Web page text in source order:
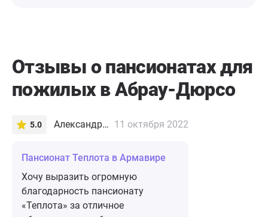
Отзывы о пансионатах для
пожилых в Абрау-Дюрсо
5.0 Александра В. 11 октября 2022
Пансионат Теплота в Армавире
Хочу выразить огромную
благодарность пансионату
«Теплота» за отличное